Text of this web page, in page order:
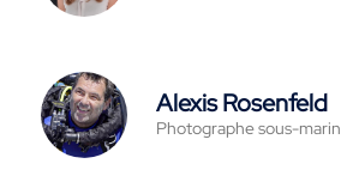
Alexis Rosenfeld
Photographe sous-marin